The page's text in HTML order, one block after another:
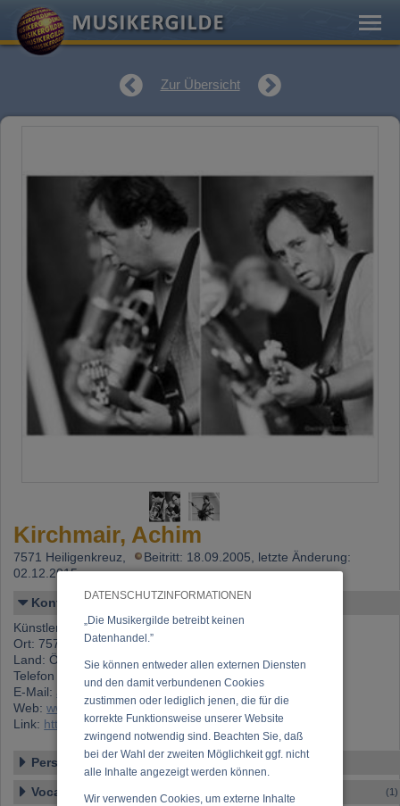
DATENSCHUTZINFORMATIONEN
„Die Musikergilde betreibt keinen
Datenhandel.”
Sie können entweder allen externen Diensten
und den damit verbundenen Cookies
zustimmen oder lediglich jenen, die für die
korrekte Funktionsweise unserer Website
zwingend notwendig sind. Beachten Sie, daß
bei der Wahl der zweiten Möglichkeit ggf. nicht
alle Inhalte angezeigt werden können.
Wir verwenden Cookies, um externe Inhalte
Zur Übersicht
Kirchmair, Achim
7571 Heiligenkreuz,
Beitritt: 18.09.2005, letzte Änderung:
02.12.2015
Kontakt
Künstlername: Kirchmair, Achim
Ort: 7571 Heiligenkreuz
Land: Österreich
Telefon 1: +43 (0)699 123 81 442
E-Mail:
Web:www.dolen.at
Link: https://www.musikergilde.at/mitglied/kirchmair.htm
Personen-Details
Vocal – Instrumental – Komposition... (1)